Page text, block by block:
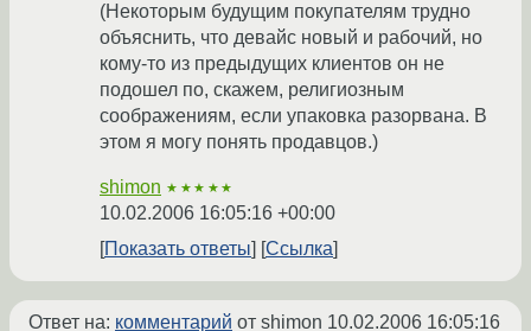
(Некоторым будущим покупателям трудно
объяснить, что девайс новый и рабочий, но
кому-то из предыдущих клиентов он не
подошел по, скажем, религиозным
соображениям, если упаковка разорвана. В
этом я могу понять продавцов.)
shimon ★★★★★
10.02.2006 16:05:16 +00:00
Показать ответы
Ссылка
Ответ на: комментарий от shimon 10.02.2006 16:05:16